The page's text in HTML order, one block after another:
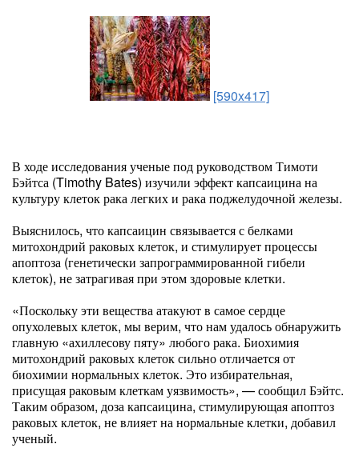
[590x417]
В ходе исследования ученые под руководством Тимоти
Бэйтса (Timothy Bates) изучили эффект капсаицина на
культуру клеток рака легких и рака поджелудочной железы.
Выяснилось, что капсаицин связывается с белками
митохондрий раковых клеток, и стимулирует процессы
апоптоза (генетически запрограммированной гибели
клеток), не затрагивая при этом здоровые клетки.
«Поскольку эти вещества атакуют в самое сердце
опухолевых клеток, мы верим, что нам удалось обнаружить
главную «ахиллесову пяту» любого рака. Биохимия
митохондрий раковых клеток сильно отличается от
биохимии нормальных клеток. Это избирательная,
присущая раковым клеткам уязвимость», — сообщил Бэйтс.
Таким образом, доза капсаицина, стимулирующая апоптоз
раковых клеток, не влияет на нормальные клетки, добавил
ученый.